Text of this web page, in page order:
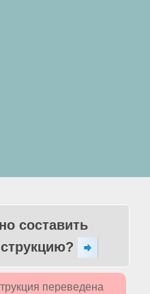
составить
переведена